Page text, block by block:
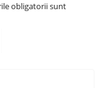
obligatorii sunt